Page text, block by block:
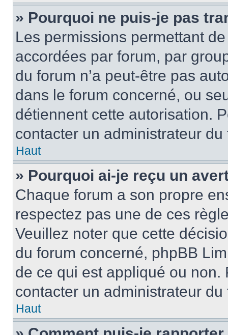
» Pourquoi ne puis-je pas
Les permissions permettant
accordées par forum, par
du forum n’a peut-être pas
dans le forum concerné, ou
détiennent cette autorisation.
contacter un administrateur du
Haut
» Pourquoi ai-je reçu un
Chaque forum a son propre
respectez pas une de ces
Veuillez noter que cette
du forum concerné, phpBB
de ce qui est appliqué ou non.
contacter un administrateur du
Haut